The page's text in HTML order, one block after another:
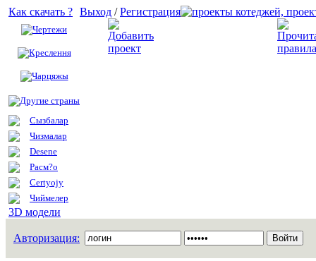
Как скачать ?
Чертежи
Креслення
Чарцяжы
Другие страны
Сызбалар
Чизмалар
Desene
Расм?о
Certyojy
Чиймелер
3D модели
Выход /Регистрация
Авторизация: